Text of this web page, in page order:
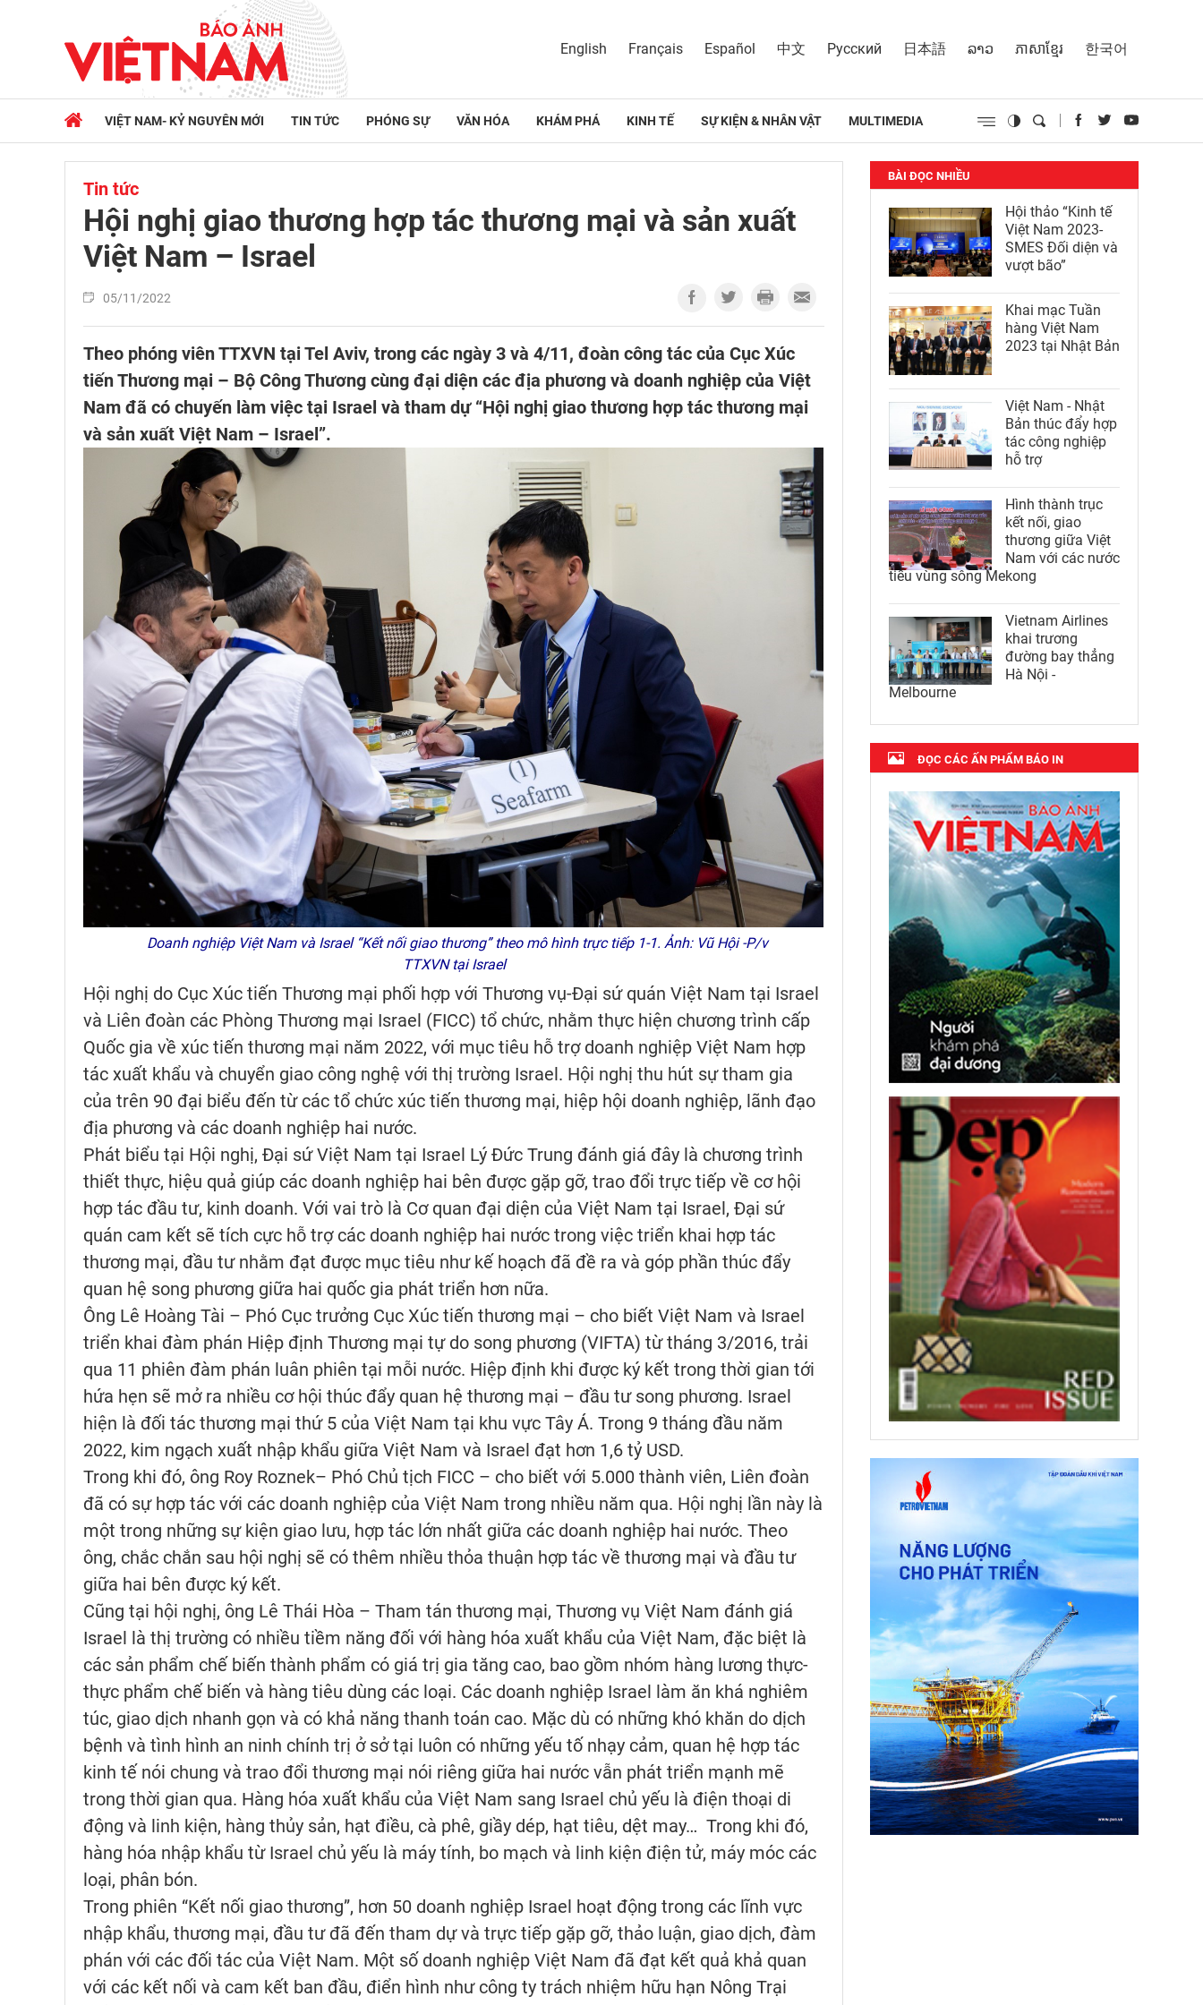
English Français Español 中文 Русский 日本語 ລາວ ភាសាខ្មែរ 한국어
VIỆT NAM- KỶ NGUYÊN MỚI TIN TỨC PHÓNG SỰ VĂN HÓA KHÁM PHÁ KINH TẾ SỰ KIỆN & NHÂN VẬT MULTIMEDIA
Tin tức
Hội nghị giao thương hợp tác thương mại và sản xuất
Việt Nam – Israel
05/11/2022
Theo phóng viên TTXVN tại Tel Aviv, trong các ngày 3 và 4/11, đoàn công tác của Cục Xúc
tiến Thương mại – Bộ Công Thương cùng đại diện các địa phương và doanh nghiệp của Việt
Nam đã có chuyến làm việc tại Israel và tham dự “Hội nghị giao thương hợp tác thương mại
và sản xuất Việt Nam – Israel”.
Doanh nghiệp Việt Nam và Israel “Kết nối giao thương” theo mô hình trực tiếp 1-1. Ảnh: Vũ Hội -P/v
TTXVN tại Israel
Hội nghị do Cục Xúc tiến Thương mại phối hợp với Thương vụ-Đại sứ quán Việt Nam tại Israel
và Liên đoàn các Phòng Thương mại Israel (FICC) tổ chức, nhằm thực hiện chương trình cấp
Quốc gia về xúc tiến thương mại năm 2022, với mục tiêu hỗ trợ doanh nghiệp Việt Nam hợp
tác xuất khẩu và chuyển giao công nghệ với thị trường Israel. Hội nghị thu hút sự tham gia
của trên 90 đại biểu đến từ các tổ chức xúc tiến thương mại, hiệp hội doanh nghiệp, lãnh đạo
địa phương và các doanh nghiệp hai nước.
Phát biểu tại Hội nghị, Đại sứ Việt Nam tại Israel Lý Đức Trung đánh giá đây là chương trình
thiết thực, hiệu quả giúp các doanh nghiệp hai bên được gặp gỡ, trao đổi trực tiếp về cơ hội
hợp tác đầu tư, kinh doanh. Với vai trò là Cơ quan đại diện của Việt Nam tại Israel, Đại sứ
quán cam kết sẽ tích cực hỗ trợ các doanh nghiệp hai nước trong việc triển khai hợp tác
thương mại, đầu tư nhằm đạt được mục tiêu như kế hoạch đã đề ra và góp phần thúc đẩy
quan hệ song phương giữa hai quốc gia phát triển hơn nữa.
Ông Lê Hoàng Tài – Phó Cục trưởng Cục Xúc tiến thương mại – cho biết Việt Nam và Israel
triển khai đàm phán Hiệp định Thương mại tự do song phương (VIFTA) từ tháng 3/2016, trải
qua 11 phiên đàm phán luân phiên tại mỗi nước. Hiệp định khi được ký kết trong thời gian tới
hứa hẹn sẽ mở ra nhiều cơ hội thúc đẩy quan hệ thương mại – đầu tư song phương. Israel
hiện là đối tác thương mại thứ 5 của Việt Nam tại khu vực Tây Á. Trong 9 tháng đầu năm
2022, kim ngạch xuất nhập khẩu giữa Việt Nam và Israel đạt hơn 1,6 tỷ USD.
Trong khi đó, ông Roy Roznek– Phó Chủ tịch FICC – cho biết với 5.000 thành viên, Liên đoàn
đã có sự hợp tác với các doanh nghiệp của Việt Nam trong nhiều năm qua. Hội nghị lần này là
một trong những sự kiện giao lưu, hợp tác lớn nhất giữa các doanh nghiệp hai nước. Theo
ông, chắc chắn sau hội nghị sẽ có thêm nhiều thỏa thuận hợp tác về thương mại và đầu tư
giữa hai bên được ký kết.
Cũng tại hội nghị, ông Lê Thái Hòa – Tham tán thương mại, Thương vụ Việt Nam đánh giá
Israel là thị trường có nhiều tiềm năng đối với hàng hóa xuất khẩu của Việt Nam, đặc biệt là
các sản phẩm chế biến thành phẩm có giá trị gia tăng cao, bao gồm nhóm hàng lương thực-
thực phẩm chế biến và hàng tiêu dùng các loại. Các doanh nghiệp Israel làm ăn khá nghiêm
túc, giao dịch nhanh gọn và có khả năng thanh toán cao. Mặc dù có những khó khăn do dịch
bệnh và tình hình an ninh chính trị ở sở tại luôn có những yếu tố nhạy cảm, quan hệ hợp tác
kinh tế nói chung và trao đổi thương mại nói riêng giữa hai nước vẫn phát triển mạnh mẽ
trong thời gian qua. Hàng hóa xuất khẩu của Việt Nam sang Israel chủ yếu là điện thoại di
động và linh kiện, hàng thủy sản, hạt điều, cà phê, giầy dép, hạt tiêu, dệt may… Trong khi đó,
hàng hóa nhập khẩu từ Israel chủ yếu là máy tính, bo mạch và linh kiện điện tử, máy móc các
loại, phân bón.
Trong phiên “Kết nối giao thương”, hơn 50 doanh nghiệp Israel hoạt động trong các lĩnh vực
nhập khẩu, thương mại, đầu tư đã đến tham dự và trực tiếp gặp gỡ, thảo luận, giao dịch, đàm
phán với các đối tác của Việt Nam. Một số doanh nghiệp Việt Nam đã đạt kết quả khả quan
với các kết nối và cam kết ban đầu, điển hình như công ty trách nhiệm hữu hạn Nông Trại
BÀI ĐỌC NHIỀU
Hội thảo “Kinh tế
Việt Nam 2023-
SMES Đối diện và
vượt bão”
Khai mạc Tuần
hàng Việt Nam
2023 tại Nhật Bản
Việt Nam - Nhật
Bản thúc đẩy hợp
tác công nghiệp
hỗ trợ
Hình thành trục
kết nối, giao
thương giữa Việt
Nam với các nước
tiểu vùng sông Mekong
Vietnam Airlines
khai trương
đường bay thẳng
Hà Nội -
Melbourne
ĐỌC CÁC ẤN PHẨM BÁO IN